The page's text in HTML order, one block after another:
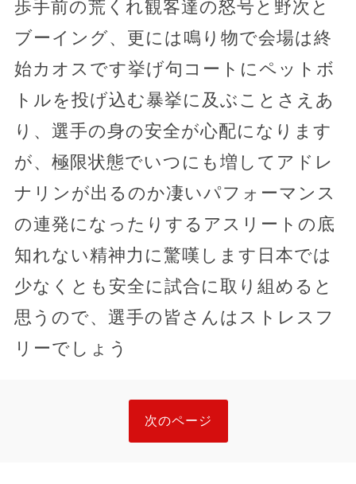
歩手前の荒くれ観客達の怒号と野次と
ブーイング、更には鳴り物で会場は終
始カオスです挙げ句コートにペットボ
トルを投げ込む暴挙に及ぶことさえあ
り、選手の身の安全が心配になります
が、極限状態でいつにも増してアドレ
ナリンが出るのか凄いパフォーマンス
の連発になったりするアスリートの底
知れない精神力に驚嘆します日本では
少なくとも安全に試合に取り組めると
思うので、選手の皆さんはストレスフ
リーでしょう
次のページ